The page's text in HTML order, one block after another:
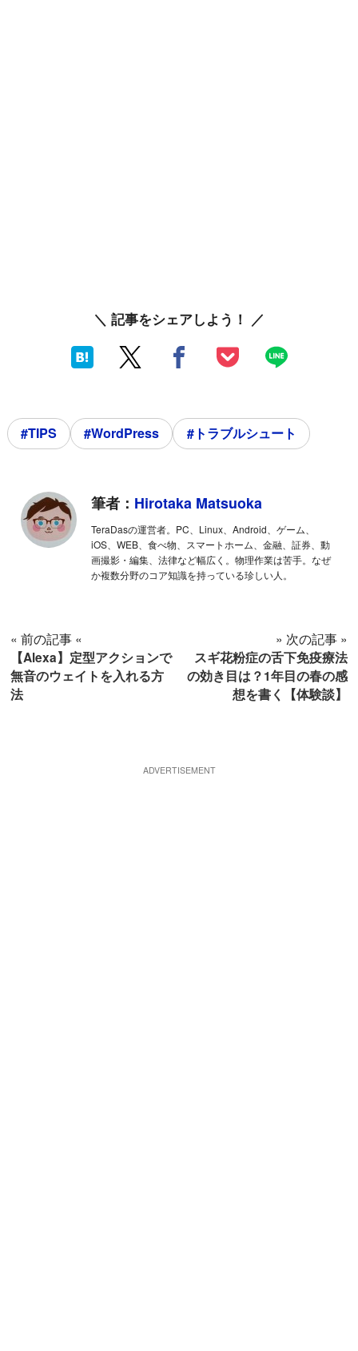
＼ 記事をシェアしよう！ ／
#TIPS #WordPress #トラブルシュート
筆者： Hirotaka Matsuoka
TeraDasの運営者。PC、Linux、Android、ゲーム、
iOS、WEB、食べ物、スマートホーム、金融、証券、動
画撮影・編集、法律など幅広く。物理作業は苦手。なぜ
か複数分野のコア知識を持っている珍しい人。
« 前の記事 «
【Alexa】定型アクションで
無音のウェイトを入れる方
法
» 次の記事 »
スギ花粉症の舌下免疫療法
の効き目は？1年目の春の感
想を書く【体験談】